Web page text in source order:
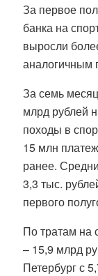
За первое
банка на
выросли
аналогичным
За семь
млрд рублей
походы в
15 млн
ранее.
3,3 тыс.
первого
По тратам на
– 15,9 млрд
Петербург с